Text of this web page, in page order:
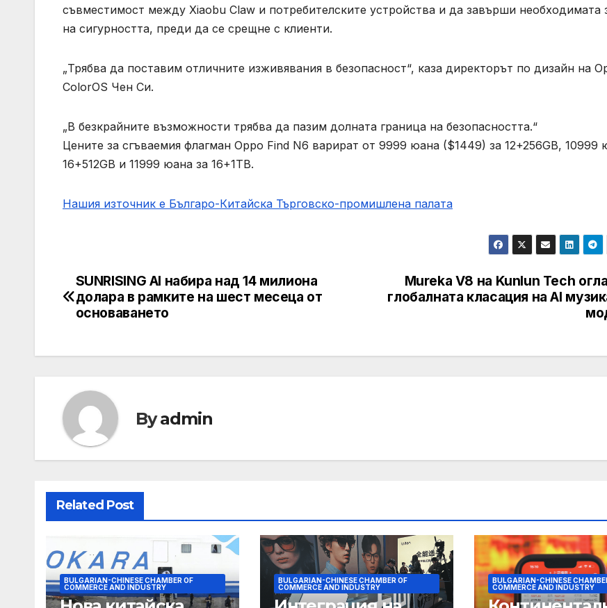
съвместимост между Xiaobu Claw и потребителските устройства и да завърши необходимата
на сигурността, преди да се срещне с клиенти.
„Трябва да поставим отличните изживявания в безопасност“, каза директорът по дизайн на
ColorOS Чен Си.
„В безкрайните възможности трябва да пазим долната граница на безопасността.“
Цените за сгъваемия флагман Oppo Find N6 варират от 9999 юана ($1449) за 12+256GB, 10999
16+512GB и 11999 юана за 16+1TB.
Нашия източник е Българо-Китайска Търговско-промишлена палaта
Post
navigation
Mureka V8 на Kunlun Tech
глобалната класация на AI
SUNRISING AI набира над 14 милиона
долара в рамките на шест месеца от
основаването
Byadmin
Related Post
BULGARIAN-CHINESE CHAMBER OF
COMMERCE AND INDUSTRY
BULGARIAN-CHINESE CHAMBER OF
COMMERCE AND INDUSTRY
BULGARIAN-CHINESE
COMMERCE AND INDUSTRY